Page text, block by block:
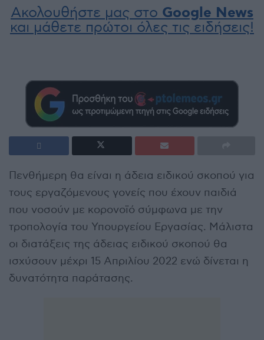
Ακολουθήστε μας στο Google News
και μάθετε πρώτοι όλες τις ειδήσεις!
Πενθήμερη θα είναι η άδεια ειδικού σκοπού για
τους εργαζόμενους γονείς που έχουν παιδιά
που νοσούν με κορονοϊό σύμφωνα με την
τροπολογία του Υπουργείου Εργασίας. Μάλιστα
οι διατάξεις της άδειας ειδικού σκοπού θα
ισχύσουν μέχρι 15 Απριλίου 2022 ενώ δίνεται η
δυνατότητα παράτασης.